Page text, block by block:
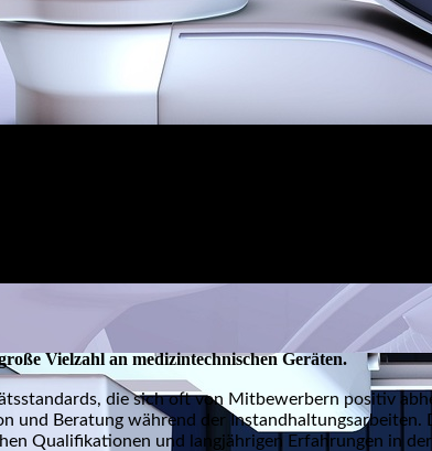
Vielzahl an medizintechnischen Geräten.
die sich oft von Mitbewerbern positiv
und Beratung während der Instandhaltungsarbeiten.
Qualifikationen und langjährigen Erfahrungen in